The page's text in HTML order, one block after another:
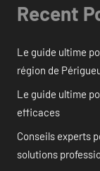
Recent
Le guide ultime
région de
Le guide ultime
efficaces
Conseils experts
solutions